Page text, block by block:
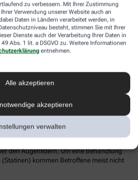
zu verbessern. Mit Ihrer Zustimmung
Verwendung unserer Website auch an
Daten in Ländern verarbeitet werden, in
besteht, stimmen Sie mit Ihrer
Dienste auch der Verarbeitung Ihrer Daten in
Abs. 1 lit. a DSGVO zu. Weitere Informationen
entnehmen.
Alle akzeptieren
akzeptieren
verwalten
sammelt sich durch einen Gendefekt
im Blut an (über 190 bis 500 mg/dl) und
der Arterien und Venen ab. Betroffene
Erwachsenenalter eine
Hormone besser geschützt, bei ihnen
bis zum Alter von 60 Jahren. Die familiäre
bei etwa einer von 300 Personen
von frühen Herzinfarkten, Stents oder
sollte man sein Cholesterin
Anzeichen können auch gelbliche
den Augenlidern. Um eine Behandlung
kommen Betroffene meist nicht